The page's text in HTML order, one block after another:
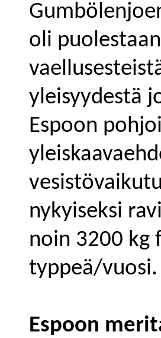
oli
yleisyydestä
Espoon
nykyiseksi
noin 3200 kg
typpeä/vuosi.
Espoon